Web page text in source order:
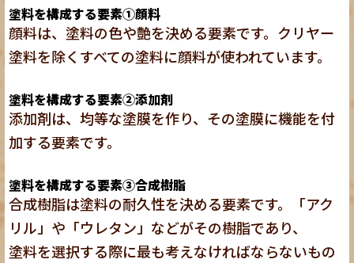
塗料を構成する要素①顔料
顔料は、塗料の色や艶を決める要素です。クリヤー
塗料を除くすべての塗料に顔料が使われています。
塗料を構成する要素②添加剤
添加剤は、均等な塗膜を作り、その塗膜に機能を付
加する要素です。
塗料を構成する要素③合成樹脂
合成樹脂は塗料の耐久性を決める要素です。「アク
リル」や「ウレタン」などがその樹脂であり、
塗料を選択する際に最も考えなければならないもの